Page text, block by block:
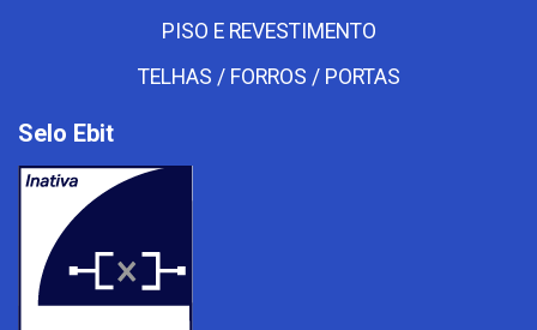
PISO E REVESTIMENTO
TELHAS / FORROS / PORTAS
Selo Ebit